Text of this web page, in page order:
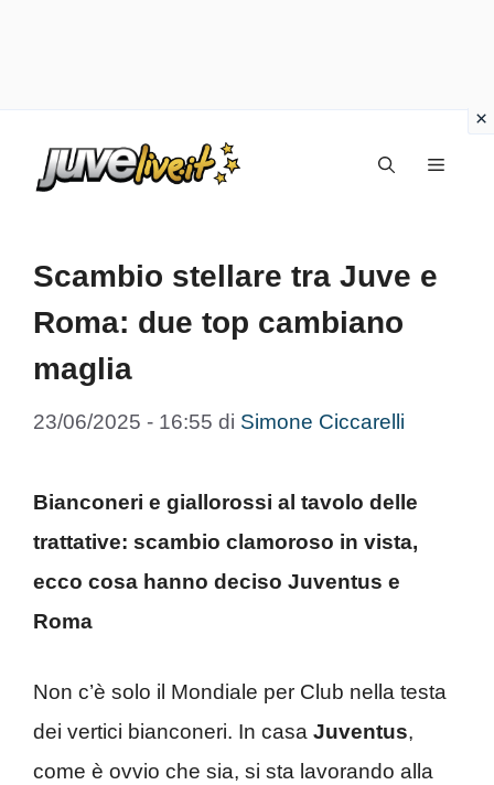
Menu
Scambio stellare tra Juve e
Roma: due top cambiano
maglia
23/06/2025 - 16:55 di Simone Ciccarelli
Bianconeri e giallorossi al tavolo delle
trattative: scambio clamoroso in vista,
ecco cosa hanno deciso Juventus e
Roma
Non c’è solo il Mondiale per Club nella testa
dei vertici bianconeri. In casa Juventus,
come è ovvio che sia, si sta lavorando alla